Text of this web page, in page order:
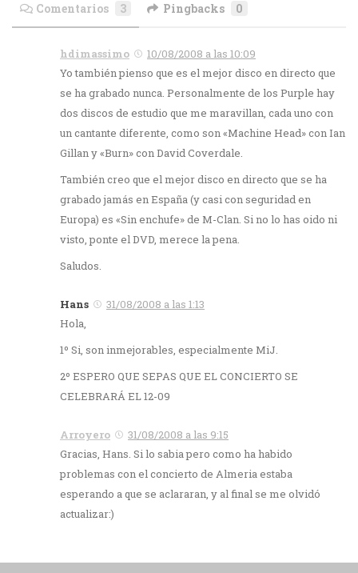
Comentarios 3 Pingbacks 0
hdimassimo
10/08/2008 a las 10:09
Yo también pienso que es el mejor disco en directo que
se ha grabado nunca. Personalmente de los Purple hay
dos discos de estudio que me maravillan, cada uno con
un cantante diferente, como son «Machine Head» con Ian
Gillan y «Burn» con David Coverdale.
También creo que el mejor disco en directo que se ha
grabado jamás en España (y casi con seguridad en
Europa) es «Sin enchufe» de M-Clan. Si no lo has oido ni
visto, ponte el DVD, merece la pena.
Saludos.
Hans
31/08/2008 a las 1:13
Hola,
1º Si, son inmejorables, especialmente MiJ.
2º ESPERO QUE SEPAS QUE EL CONCIERTO SE
CELEBRARÁ EL 12-09
Arroyero
31/08/2008 a las 9:15
Gracias, Hans. Si lo sabia pero como ha habido
problemas con el concierto de Almeria estaba
esperando a que se aclararan, y al final se me olvidó
actualizar:)